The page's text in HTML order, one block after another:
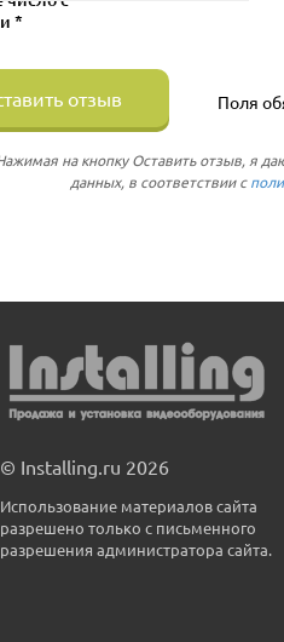
*
отзыв Поля
на кнопку Оставить отзыв, я
данных, в соответствии с
© Installing.ru 2026
Использование материалов сайта
разрешено только с письменного
разрешения администратора сайта.